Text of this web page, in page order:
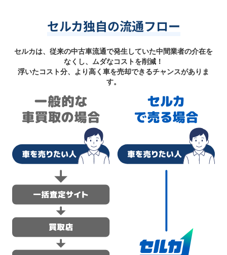
セルカ独自の流通フロー
セルカは、従来の中古車流通で発生していた中間業者の介在を
なくし、ムダなコストを削減！
浮いたコスト分、より高く車を売却できるチャンスがありま
す。